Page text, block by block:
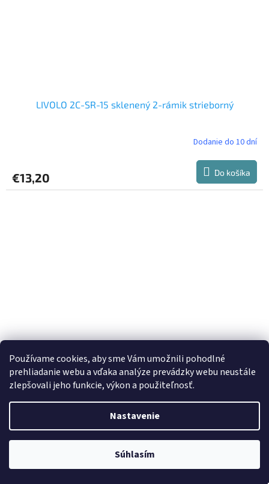
Používame cookies, aby sme Vám umožnili pohodlné
prehliadanie webu a vďaka analýze prevádzky webu neustále
zlepšovali jeho funkcie, výkon a použiteľnosť.
Nastavenie
Súhlasím
LIVOLO 2C-SR-15 sklenený 2-rámik strieborný
Dodanie do 10 dní
€13,20 Do košíka
LIVOLO sklenený 2-rámik strieborný (2C-2C)
Dodanie do 10 dní
€10,40